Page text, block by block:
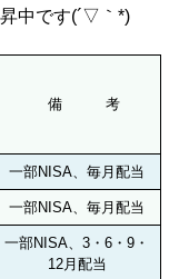
中です(´▽｀*)
備 考
一部NISA、毎月配当
一部NISA、毎月配当
一部NISA、3・6・9・
12月配当